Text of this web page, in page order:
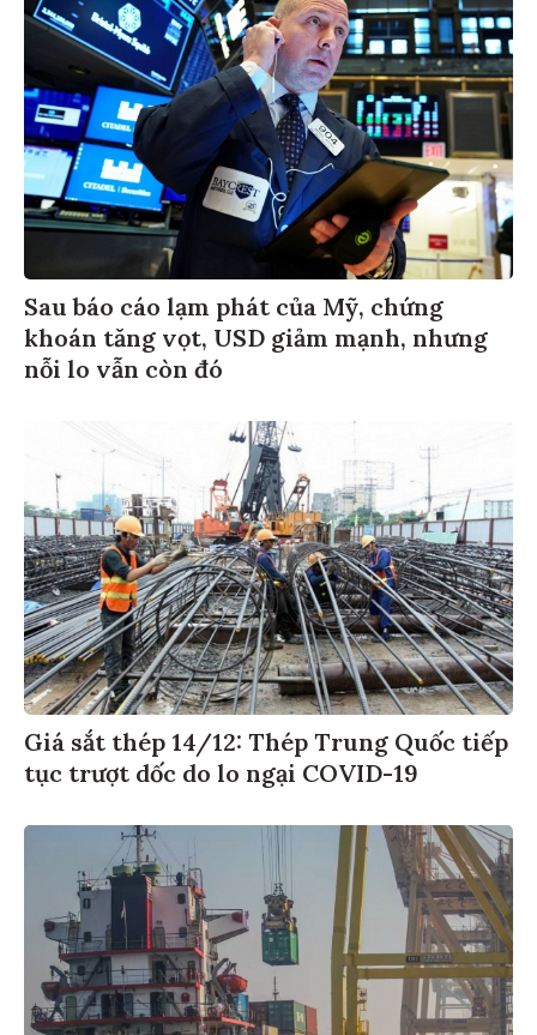
Sau báo cáo lạm phát của Mỹ, chứng
khoán tăng vọt, USD giảm mạnh, nhưng
nỗi lo vẫn còn đó
Giá sắt thép 14/12: Thép Trung Quốc tiếp
tục trượt dốc do lo ngại COVID-19